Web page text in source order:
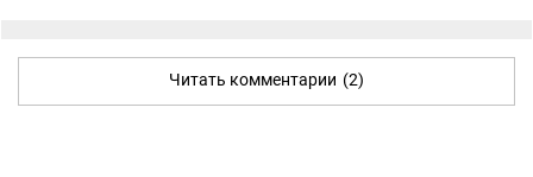
Читать комментарии (2)